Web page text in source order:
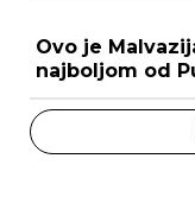
Ovo je
najboljom od